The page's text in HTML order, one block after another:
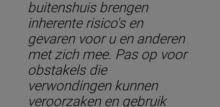
buitenshuis brengen
inherente risico's en
gevaren voor u en anderen
met zich mee. Pas op voor
obstakels die
verwondingen kunnen
veroorzaken en gebruik